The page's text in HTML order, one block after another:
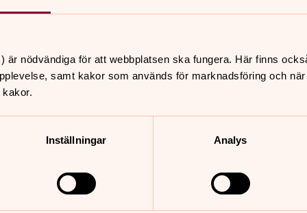
är nödvändiga för att webbplatsen ska fungera. Här finns
samt kakor som används för marknadsföring och
Inställningar Analys
och samtidigt steg mot mitt innersta.
bön och innerligare Gudskontakt.
De kan kallas för Livets pärlor.
något att berätta. De färgade
drömmar, böner. När pärlornas
en bro till Gud. Det finns en pärla
behov. Följande tankar kan ses